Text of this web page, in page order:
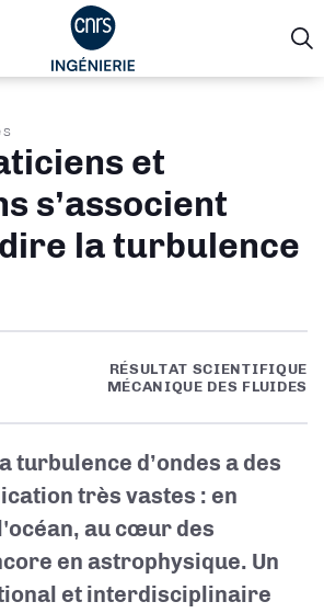
et
s’associent
la turbulence
RÉSULTAT SCIENTIFIQUE
MÉCANIQUE DES FLUIDES
turbulence d’ondes a des
très vastes : en
au cœur des
en astrophysique. Un
et interdisciplinaire